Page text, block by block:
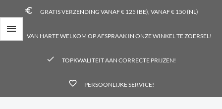

euro_symbol GRATIS VERZENDING VANAF € 125 (BE), VANAF € 150 (NL)
place VAN HARTE WELKOM OP AFSPRAAK IN ONZE WINKEL TE ZOERSEL!
check TOPKWALITEIT AAN CORRECTE PRIJZEN!
favorite_border PERSOONLIJKE SERVICE!